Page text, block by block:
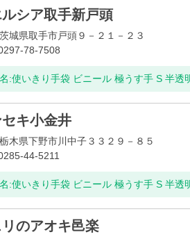
ルシア取手新戸頭
城県取手市戸頭９－２１－２３
78-7508
:使いきり手袋 ビニール 極うす手 S 半透
セキ小金井
木県下野市川中子３３２９－８５
44-5211
:使いきり手袋 ビニール 極うす手 S 半透
リのアオキ邑楽